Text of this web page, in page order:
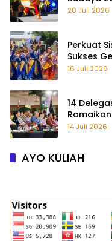
20 Juli 2026
Perkuat
Sukses
16 Juli 2026
14
14 Juli 2026
AYO KULIAH